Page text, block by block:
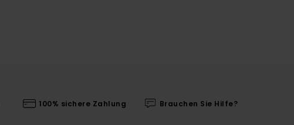
100% sichere Zahlung Brauchen Sie Hilfe?